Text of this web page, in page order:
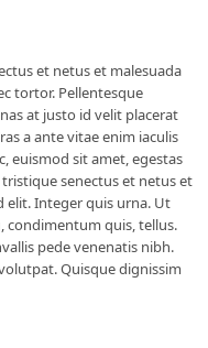
et netus et malesuada
tortor. Pellentesque
at justo id velit placerat
a ante vitae enim iaculis
euismod sit amet, egestas
senectus et netus et
elit. Integer quis urna. Ut
condimentum quis, tellus.
pede venenatis nibh.
Quisque dignissim